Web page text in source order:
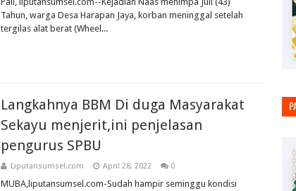
Tahun, warga Desa Harapan Jaya, korban meninggal setelah
tergilas alat berat (Wheel...
Langkahnya BBM Di duga Masyarakat
Sekayu menjerit,ini penjelasan
pengurus SPBU
Liputansumsel.com April 28, 2022 0
MUBA,liputansumsel.com-Sudah hampir seminggu kondisi